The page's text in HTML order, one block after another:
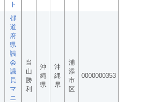
ト
都
道
府
県
議
会
議
員
マ
ニ
当
山
勝
利
沖
縄
県
沖
縄
県
浦
添
市
区
0000000353